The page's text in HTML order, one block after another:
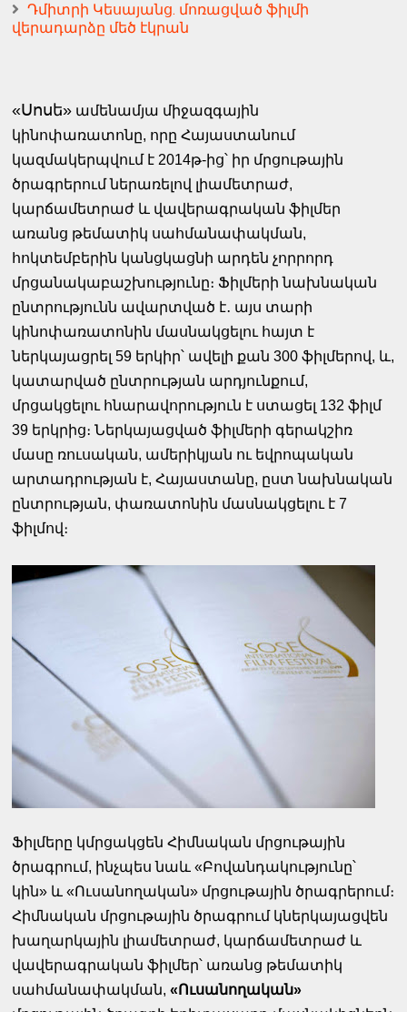
Դմիտրի Կեսայանց. մոռացված ֆիլմի
վերադարձը մեծ էկրան
«Սոսե» ամենամյա միջազգային
կինոփառատոնը, որը Հայաստանում
կազմակերպվում է 2014թ-ից՝ իր մրցութային
ծրագրերում ներառելով լիամետրաժ,
կարճամետրաժ և վավերագրական ֆիլմեր
առանց թեմատիկ սահմանափակման,
հոկտեմբերին կանցկացնի արդեն չորրորդ
մրցանակաբաշխությունը։ Ֆիլմերի նախնական
ընտրությունն ավարտված է․ այս տարի
կինոփառատոնին մասնակցելու հայտ է
ներկայացրել 59 երկիր՝ ավելի քան 300 ֆիլմերով, և,
կատարված ընտրության արդյունքում,
մրցակցելու հնարավորություն է ստացել 132 ֆիլմ
39 երկրից։ Ներկայացված ֆիլմերի գերակշիռ
մասը ռուսական, ամերիկյան ու եվրոպական
արտադրության է, Հայաստանը, ըստ նախնական
ընտրության, փառատոնին մասնակցելու է 7
ֆիլմով։
Ֆիլմերը կմրցակցեն Հիմնական մրցութային
ծրագրում, ինչպես նաև «Բովանդակությունը՝
կին» և «Ուսանողական» մրցութային ծրագրերում։
Հիմնական մրցութային ծրագրում կներկայացվեն
խաղարկային լիամետրաժ, կարճամետրաժ և
վավերագրական ֆիլմեր՝ առանց թեմատիկ
սահմանափակման,«Ուսանողական»